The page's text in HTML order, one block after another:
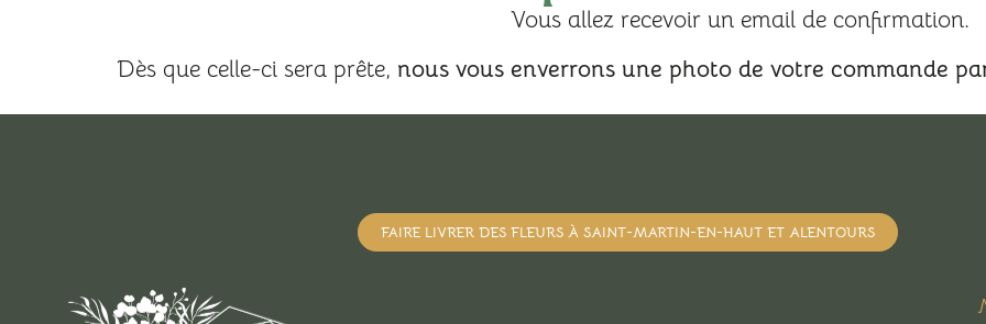
Vous allez recevoir un email de confirmation.
Dès que celle-ci sera prête, nous vous enverrons une photo de votre commande
FAIRE LIVRER DES FLEURS À SAINT-MARTIN-EN-HAUT ET ALENTOURS